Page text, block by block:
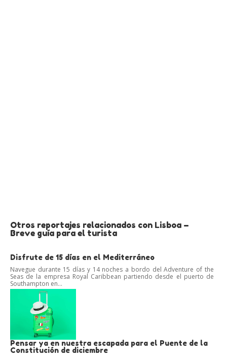
Otros reportajes relacionados con Lisboa –
Breve guía para el turista
Disfrute de 15 días en el Mediterráneo
Navegue durante 15 días y 14 noches a bordo del Adventure of the
Seas de la empresa Royal Caribbean partiendo desde el puerto de
Southampton en...
Pensar ya en nuestra escapada para el Puente de la
Constitución de diciembre